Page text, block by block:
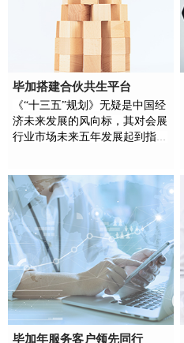
毕加搭建合伙共生平台
《“十三五”规划》无疑是中国经
济未来发展的风向标，其对会展
行业市场未来五年发展起到指导
台，影响1亿人的美好生活。
毕加年服务客户领先同行